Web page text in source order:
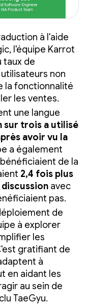
à l'aide
l'équipe Karrot
taux de
non
la fonctionnalité
les ventes.
une langue
sur trois a utilisé
avoir vu la
a également
de la
2,4 fois plus
avec
pas.
de
à explorer
les
gratifiant de
à
en aidant les
au sein de
TaeGyu.